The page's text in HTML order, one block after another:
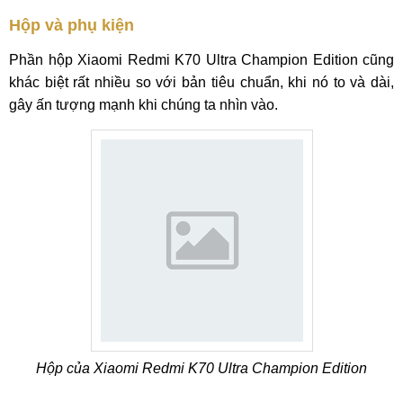
Hộp và phụ kiện
Phần hộp Xiaomi Redmi K70 Ultra Champion Edition cũng
khác biệt rất nhiều so với bản tiêu chuẩn, khi nó to và dài,
gây ấn tượng mạnh khi chúng ta nhìn vào.
Hộp của Xiaomi Redmi K70 Ultra Champion Edition